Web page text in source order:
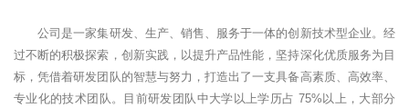
公司是一家集研发、生产、销售、服务于一体的创新技术型企业。经
过不断的积极探索，创新实践，以提升产品性能，坚持深化优质服务为目
标，凭借着研发团队的智慧与努力，打造出了一支具备高素质、高效率、
专业化的技术团队。目前研发团队中大学以上学历占 75%以上，大部分